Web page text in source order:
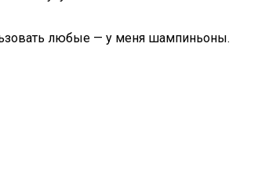
любые — у меня шампиньоны.